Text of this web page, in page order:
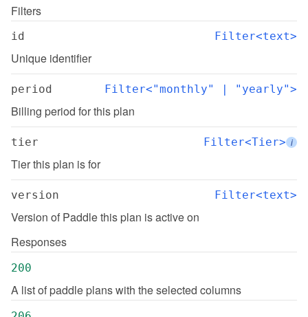
Filters
id Filter<text>
Unique identifier
period Filter<"monthly" | "yearly">
Billing period for this plan
tier Filter<Tier> i
Tier this plan is for
version Filter<text>
Version of Paddle this plan is active on
Responses
200
A list of paddle plans with the selected columns